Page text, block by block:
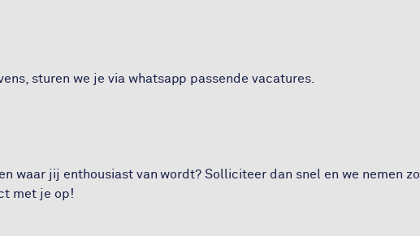
sturen we je via whatsapp passende vacatures.
waar jij enthousiast van wordt? Solliciteer dan snel en we nemen zo
met je op!